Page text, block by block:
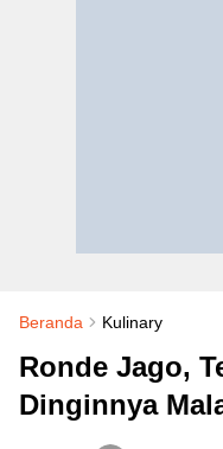
Beranda Kulinary
Ronde Jago,
Dinginnya